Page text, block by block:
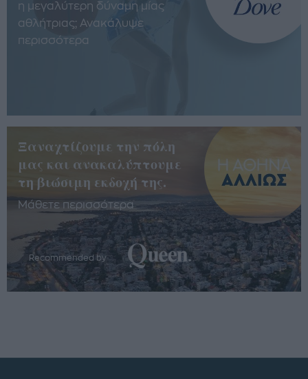
η μεγαλύτερη δύναμη μίας
αθλήτριας; Ανακάλυψε
περισσότερα
Ξαναχτίζουμε την πόλη
μας και ανακαλύπτουμε
τη βιώσιμη εκδοχή της.
Μάθετε περισσότερα
Recommended by